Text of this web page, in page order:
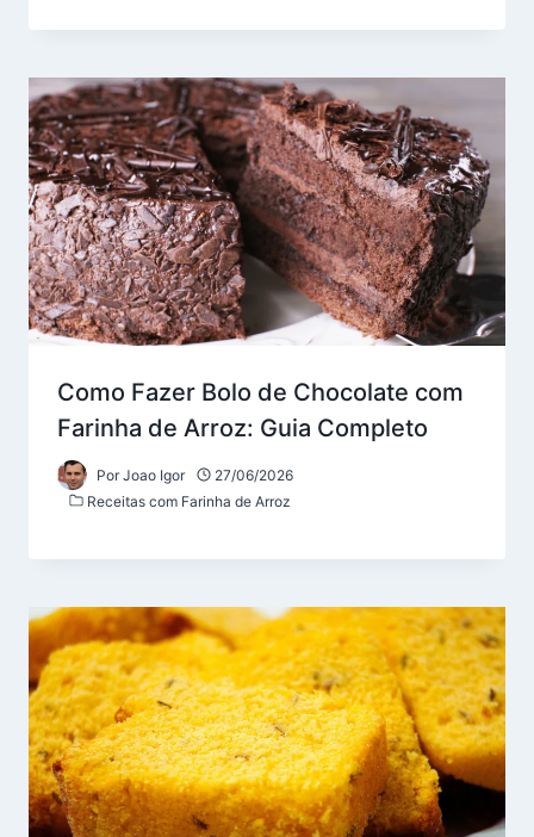
Como Fazer Bolo de Chocolate com
Farinha de Arroz: Guia Completo
Por Joao Igor
27/06/2026
Receitas com Farinha de Arroz